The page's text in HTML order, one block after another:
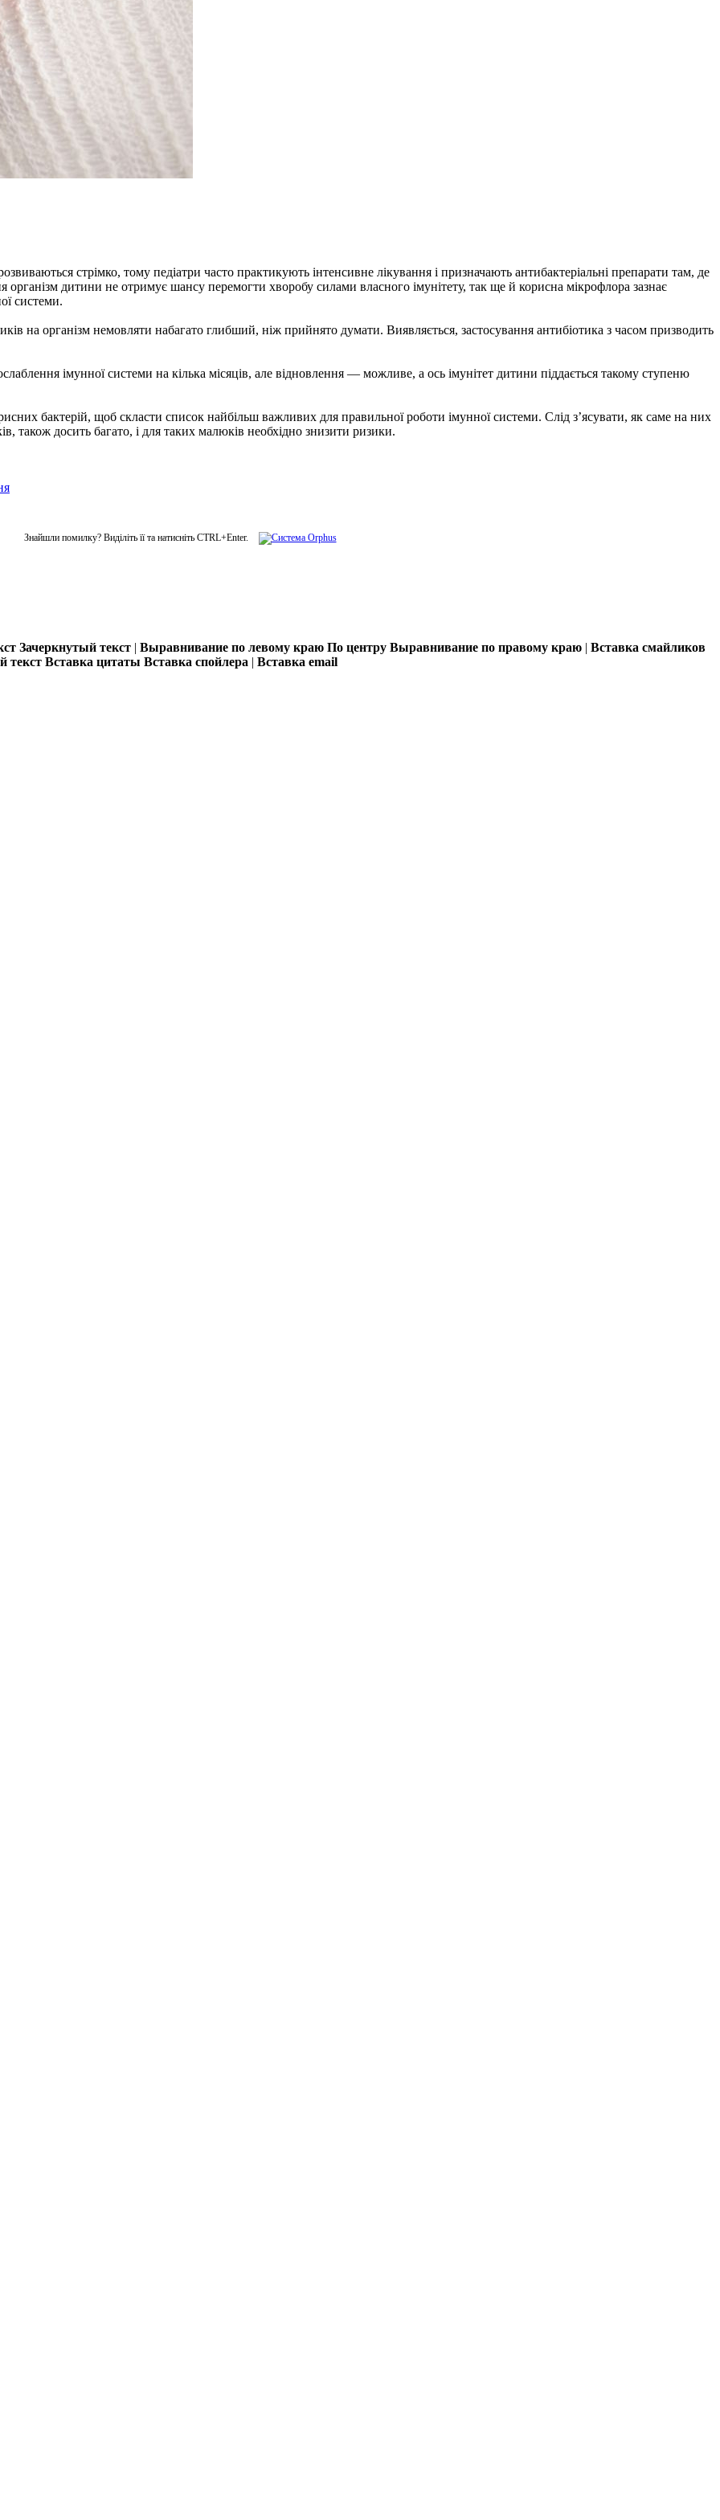
стрімко, тому педіатри часто практикують інтенсивне лікування і призначають антибактеріальні препарати там, де
організм дитини не отримує шансу перемогти хворобу силами власного імунітету, так ще й корисна мікрофлора зазнає
системи.
на організм немовляти набагато глибший, ніж прийнято думати. Виявляється, застосування антибіотика з часом призводить
імунної системи на кілька місяців, але відновлення — можливе, а ось імунітет дитини піддається такому ступеню
бактерій, щоб скласти список найбільш важливих для правильної роботи імунної системи. Слід з’ясувати, як саме на них
також досить багато, і для таких малюків необхідно знизити ризики.
Знайшли помилку? Виділіть її та натисніть CTRL+Enter.
Зачеркнутый текст | Выравнивание по левому краю По центру Выравнивание по правому краю | Вставка смайликов
текст Вставка цитаты Вставка спойлера | Вставка email